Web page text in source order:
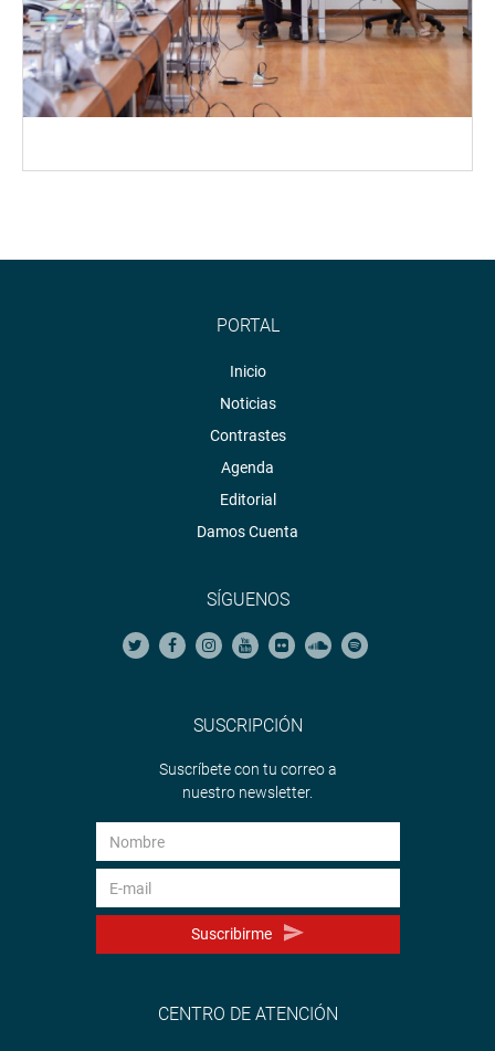
PORTAL
Inicio
Noticias
Contrastes
Agenda
Editorial
Damos Cuenta
SÍGUENOS
SUSCRIPCIÓN
Suscríbete con tu correo a
nuestro newsletter.
Suscribirme
CENTRO DE ATENCIÓN